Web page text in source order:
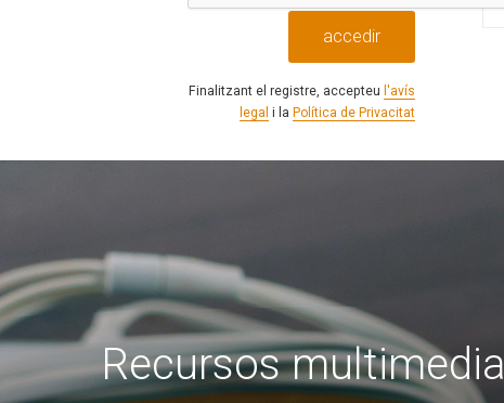
Finalitzant el registre, accepteu l'avís
legal i la Política de Privacitat
Recursos multimedia